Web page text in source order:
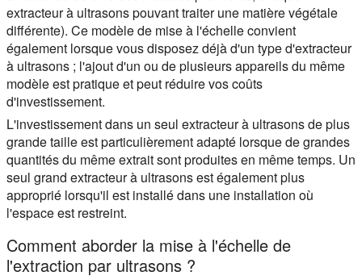
extracteur à ultrasons pouvant traiter une matière végétale
différente). Ce modèle de mise à l'échelle convient
également lorsque vous disposez déjà d'un type d'extracteur
à ultrasons ; l'ajout d'un ou de plusieurs appareils du même
modèle est pratique et peut réduire vos coûts
d'investissement.
L'investissement dans un seul extracteur à ultrasons de plus
grande taille est particulièrement adapté lorsque de grandes
quantités du même extrait sont produites en même temps. Un
seul grand extracteur à ultrasons est également plus
approprié lorsqu'il est installé dans une installation où
l'espace est restreint.
Comment aborder la mise à l'échelle de
l'extraction par ultrasons ?